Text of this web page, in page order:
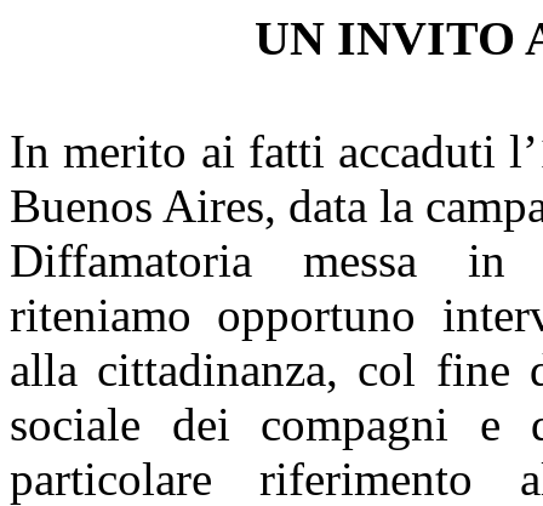
UN INVITO
In merito ai fatti accaduti
Buenos Aires, data la
Diffamatoria messa in
riteniamo opportuno
alla cittadinanza, col
sociale dei compagni e
particolare riferimento